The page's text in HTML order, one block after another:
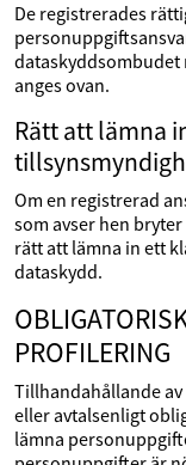
De registrerades
dataskyddsombudet
anges ovan.
Rätt att lämna
Om en registrerad
som avser hen
rätt att lämna in ett
dataskydd.
PROFILERING
Tillhandahållande
eller avtalsenligt
lämna